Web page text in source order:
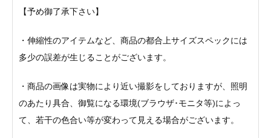
【予め御了承下さい】
・伸縮性のアイテムなど、商品の都合上サイズスペックには
多少の誤差が生じることがございます。
・商品の画像は実物により近い撮影をしておりますが、照明
のあたり具合、御覧になる環境(ブラウザ･モニタ等)によっ
て、若干の色合い等が変わって見える場合がございます。